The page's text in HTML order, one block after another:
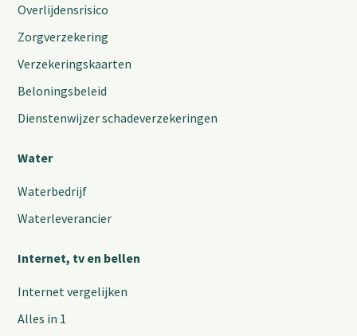
Overlijdensrisico
Zorgverzekering
Verzekeringskaarten
Beloningsbeleid
Dienstenwijzer schadeverzekeringen
Water
Waterbedrijf
Waterleverancier
Internet, tv en bellen
Internet vergelijken
Alles in 1